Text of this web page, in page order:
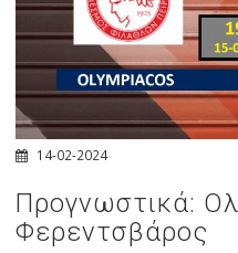
14-02-2024
Προγνωστικά:
Φερεντσβάρος